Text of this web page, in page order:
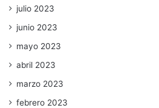
julio 2023
junio 2023
mayo 2023
abril 2023
marzo 2023
febrero 2023